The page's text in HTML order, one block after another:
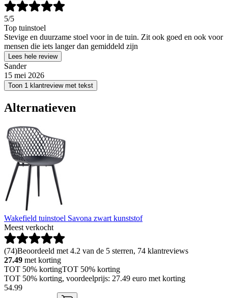
5/5
Top tuinstoel
Stevige en duurzame stoel voor in de tuin. Zit ook goed en ook voor
mensen die iets langer dan gemiddeld zijn
Lees hele review
Sander
15 mei 2026
Toon 1 klantreview met tekst
Alternatieven
Wakefield tuinstoel Savona zwart kunststof
Meest verkocht
(74)Beoordeeld met 4.2 van de 5 sterren, 74 klantreviews
27.49 met korting
TOT 50% kortingTOT 50% korting
TOT 50% korting, voordeelprijs: 27.49 euro met korting
54.99